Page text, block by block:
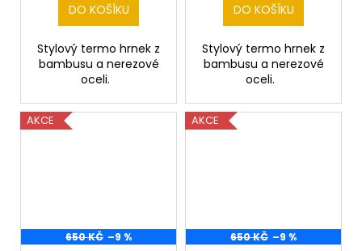
DO KOŠÍKU
Stylový termo hrnek z
bambusu a nerezové
oceli.
DO KOŠÍKU
Stylový termo hrnek z
bambusu a nerezové
oceli.
AKCE
650 KČ –9 %
AKCE
650 KČ –9 %